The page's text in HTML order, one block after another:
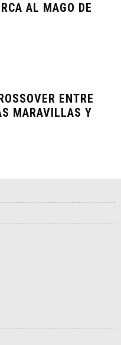
AL MAGO DE
ENTRE
MARAVILLAS Y